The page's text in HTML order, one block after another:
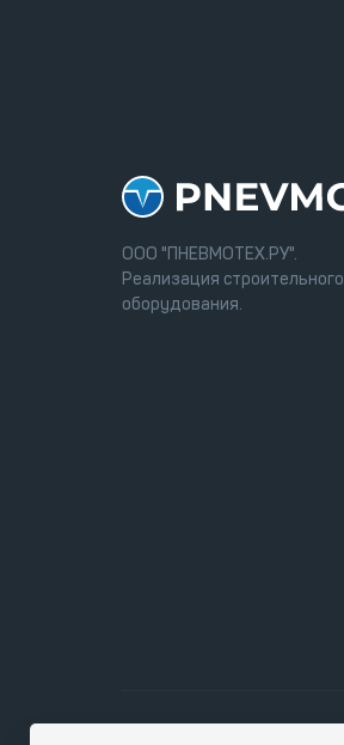
ООО "ПНЕВМОТЕХ.РУ".
Реализация строительного
оборудования.